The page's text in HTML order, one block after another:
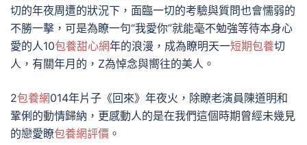
切的年夜周遭的狀況下，面臨一切的考驗與質問也會懦弱的
不勝一擊，可是為瞭一句“我愛你”就能毫不勉強等待本身心
愛的人10包養甜心網年的浪漫，成為瞭明天一短期包養切
人，有關年月的，Z為悼念與嚮往的美人。
2包養網014年片子《回來》年夜火，除瞭老演員陳道明和
鞏俐的動情歸納，更感動人的是在我們這個時期曾經未幾見
的戀愛瞭包養網評價 。